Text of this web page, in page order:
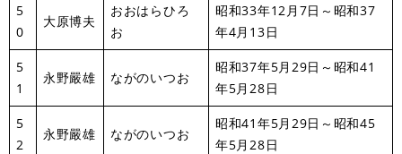
5
0
大原博夫
おおはらひろ
お
昭和33年12月7日～昭和37
年4月13日
5
1
永野嚴雄 ながのいつお
昭和37年5月29日～昭和41
年5月28日
5
2
永野嚴雄 ながのいつお
昭和41年5月29日～昭和45
年5月28日